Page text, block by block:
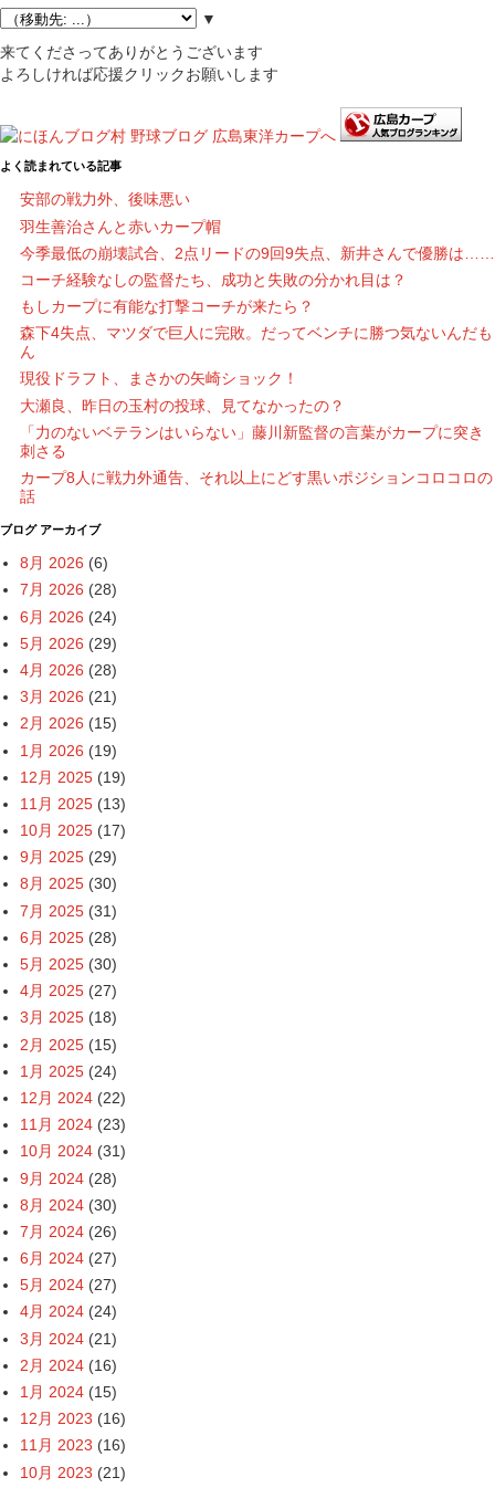
▼
来てくださってありがとうございます
よろしければ応援クリックお願いします
よく読まれている記事
安部の戦力外、後味悪い
羽生善治さんと赤いカープ帽
今季最低の崩壊試合、2点リードの9回9失点、新井さんで優勝は……
コーチ経験なしの監督たち、成功と失敗の分かれ目は？
もしカープに有能な打撃コーチが来たら？
森下4失点、マツダで巨人に完敗。だってベンチに勝つ気ないんだも
ん
現役ドラフト、まさかの矢崎ショック！
大瀬良、昨日の玉村の投球、見てなかったの？
「力のないベテランはいらない」藤川新監督の言葉がカープに突き
刺さる
カープ8人に戦力外通告、それ以上にどす黒いポジションコロコロの
話
ブログ アーカイブ
8月 2026 (6)
7月 2026 (28)
6月 2026 (24)
5月 2026 (29)
4月 2026 (28)
3月 2026 (21)
2月 2026 (15)
1月 2026 (19)
12月 2025 (19)
11月 2025 (13)
10月 2025 (17)
9月 2025 (29)
8月 2025 (30)
7月 2025 (31)
6月 2025 (28)
5月 2025 (30)
4月 2025 (27)
3月 2025 (18)
2月 2025 (15)
1月 2025 (24)
12月 2024 (22)
11月 2024 (23)
10月 2024 (31)
9月 2024 (28)
8月 2024 (30)
7月 2024 (26)
6月 2024 (27)
5月 2024 (27)
4月 2024 (24)
3月 2024 (21)
2月 2024 (16)
1月 2024 (15)
12月 2023 (16)
11月 2023 (16)
10月 2023 (21)